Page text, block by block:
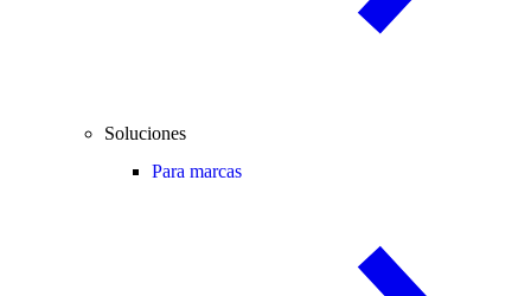
Soluciones
Para marcas